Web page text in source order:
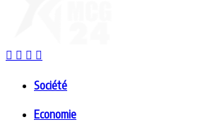
Société
Economie